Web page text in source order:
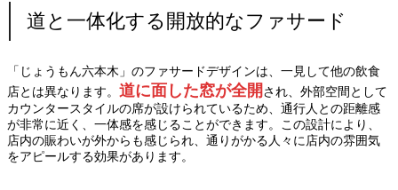
道と一体化する開放的なファサード
「じょうもん六本木」のファサードデザインは、一見して他の飲食
店とは異なります。 道に面した窓が全開され、外部空間として
カウンタースタイルの席が設けられているため、通行人との距離感
が非常に近く、一体感を感じることができます。この設計により、
店内の賑わいが外からも感じられ、通りがかる人々に店内の雰囲気
をアピールする効果があります。